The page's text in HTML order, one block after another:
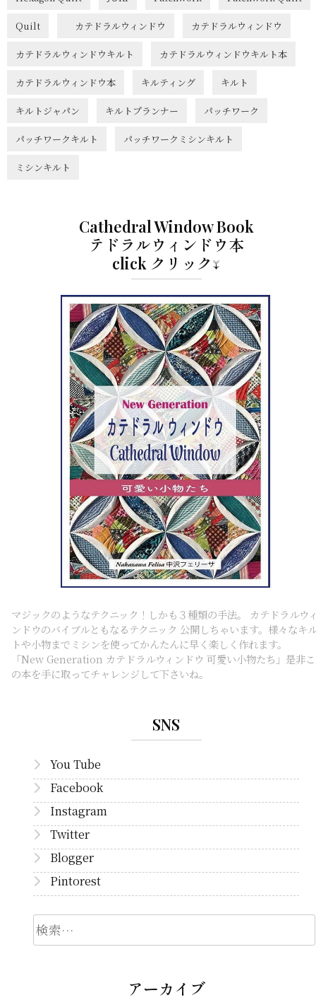
Quilt カテドラルウィンドウ カテドラルウィンドウ
カテドラルウィンドウキルト カテドラルウィンドウキルト本
カテドラルウィンドウ本 キルティング キルト
キルトジャパン キルトプランナー パッチワーク
パッチワークキルト パッチワークミシンキルト
ミシンキルト
Cathedral Window Book
テドラルウィンドウ本
click クリック↓
マジックのようなテクニック！しかも３種類の手法。 カテドラルウ
ンドウのバイブルともなるテクニック 公開しちゃいます。様々なキ
トや小物までミシンを使ってかんたんに早く楽しく作れます。
「New Generation カテドラルウィンドウ 可愛い小物たち」是非こ
の本を手に取ってチャレンジして下さいね。
SNS
You Tube
Facebook
Instagram
Twitter
Blogger
Pintorest
検
索
アーカイブ